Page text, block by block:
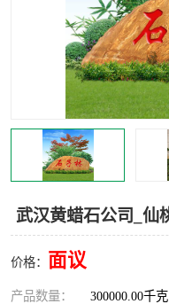
武汉黄蜡石公司_仙
价格： 面议
产品数量： 300000.00千克